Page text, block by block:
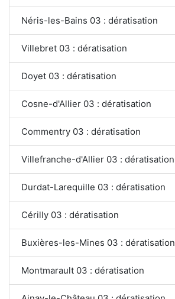
Néris-les-Bains 03 : dératisation
Villebret 03 : dératisation
Doyet 03 : dératisation
Cosne-d'Allier 03 : dératisation
Commentry 03 : dératisation
Villefranche-d'Allier 03 : dératisation
Durdat-Larequille 03 : dératisation
Cérilly 03 : dératisation
Buxières-les-Mines 03 : dératisation
Montmarault 03 : dératisation